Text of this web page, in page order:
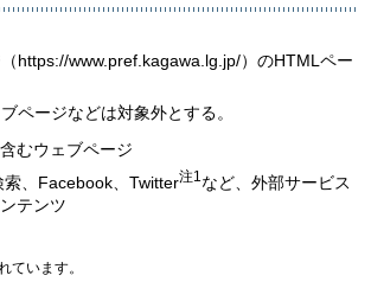
https://www.pref.kagawa.lg.jp/）のHTMLペー
ページなどは対象外とする。
むウェブページ
、Facebook、Twitter注1 など、外部サービス
テンツ
います。